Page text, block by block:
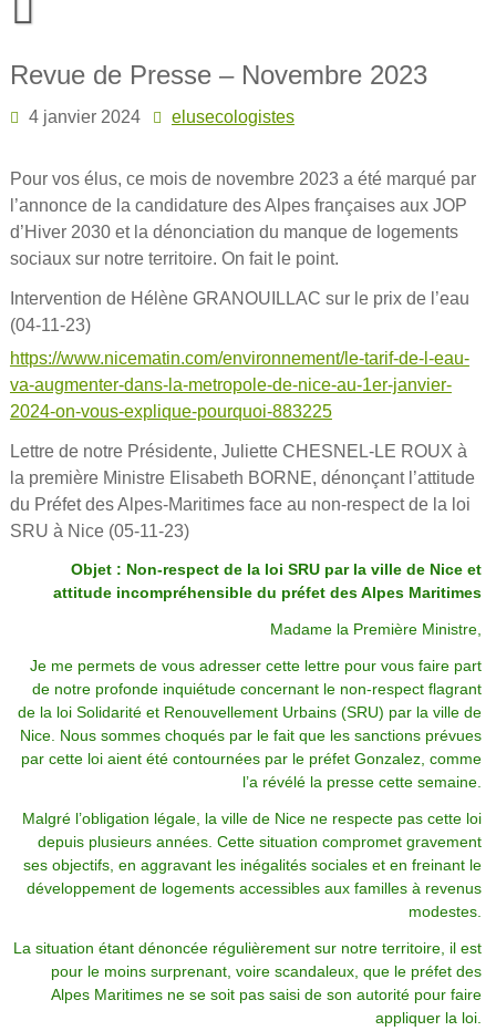
Revue de Presse – Novembre 2023
4 janvier 2024 elusecologistes
Pour vos élus, ce mois de novembre 2023 a été marqué par
l’annonce de la candidature des Alpes françaises aux JOP
d’Hiver 2030 et la dénonciation du manque de logements
sociaux sur notre territoire. On fait le point.
Intervention de Hélène GRANOUILLAC sur le prix de l’eau
(04-11-23)
https://www.nicematin.com/environnement/le-tarif-de-l-eau-
va-augmenter-dans-la-metropole-de-nice-au-1er-janvier-
2024-on-vous-explique-pourquoi-883225
Lettre de notre Présidente, Juliette CHESNEL-LE ROUX à
la première Ministre Elisabeth BORNE, dénonçant l’attitude
du Préfet des Alpes-Maritimes face au non-respect de la loi
SRU à Nice (05-11-23)
Objet : Non-respect de la loi SRU par la ville de Nice et
attitude incompréhensible du préfet des Alpes Maritimes
Madame la Première Ministre,
Je me permets de vous adresser cette lettre pour vous faire part
de notre profonde inquiétude concernant le non-respect flagrant
de la loi Solidarité et Renouvellement Urbains (SRU) par la ville de
Nice. Nous sommes choqués par le fait que les sanctions prévues
par cette loi aient été contournées par le préfet Gonzalez, comme
l’a révélé la presse cette semaine.
Malgré l’obligation légale, la ville de Nice ne respecte pas cette loi
depuis plusieurs années. Cette situation compromet gravement
ses objectifs, en aggravant les inégalités sociales et en freinant le
développement de logements accessibles aux familles à revenus
modestes.
La situation étant dénoncée régulièrement sur notre territoire, il est
pour le moins surprenant, voire scandaleux, que le préfet des
Alpes Maritimes ne se soit pas saisi de son autorité pour faire
appliquer la loi.